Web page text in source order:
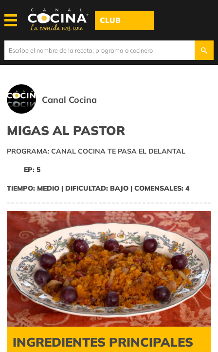
CLUB
Canal Cocina
MIGAS AL PASTOR
PROGRAMA: CANAL COCINA TE PASA EL DELANTAL
EP: 5
TIEMPO: MEDIO | DIFICULTAD: BAJO | COMENSALES: 4
INGREDIENTES PRINCIPALES